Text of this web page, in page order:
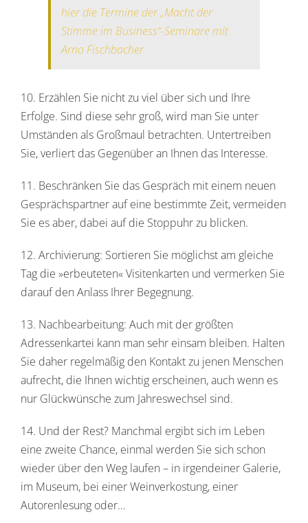
hier die Termine der „Macht der
Stimme im Business“-Seminare mit
Arno Fischbacher
10. Erzählen Sie nicht zu viel über sich und Ihre
Erfolge. Sind diese sehr groß, wird man Sie unter
Umständen als Großmaul betrachten. Untertreiben
Sie, verliert das Gegenüber an Ihnen das Interesse.
11. Beschränken Sie das Gespräch mit einem neuen
Gesprächspartner auf eine bestimmte Zeit, vermeiden
Sie es aber, dabei auf die Stoppuhr zu blicken.
12. Archivierung: Sortieren Sie möglichst am gleiche
Tag die »erbeuteten« Visitenkarten und vermerken Sie
darauf den Anlass Ihrer Begegnung.
13. Nachbearbeitung: Auch mit der größten
Adressenkartei kann man sehr einsam bleiben. Halten
Sie daher regelmäßig den Kontakt zu jenen Menschen
aufrecht, die Ihnen wichtig erscheinen, auch wenn es
nur Glückwünsche zum Jahreswechsel sind.
14. Und der Rest? Manchmal ergibt sich im Leben
eine zweite Chance, einmal werden Sie sich schon
wieder über den Weg laufen – in irgendeiner Galerie,
im Museum, bei einer Weinverkostung, einer
Autorenlesung oder…